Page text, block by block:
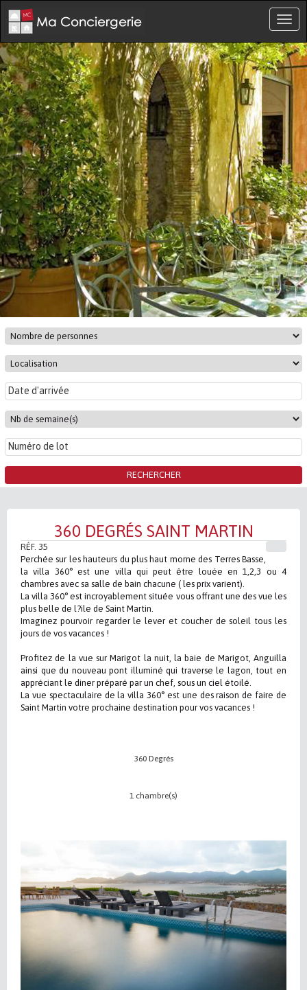
360 DEGRÉS SAINT MARTIN
RÉF. 35
Perchée sur les hauteurs du plus haut morne des Terres Basse,
la villa 360° est une villa qui peut être louée en 1,2,3 ou 4
chambres avec sa salle de bain chacune ( les prix varient).
La villa 360° est incroyablement située vous offrant une des vue les
plus belle de l?ile de Saint Martin.
Imaginez pourvoir regarder le lever et coucher de soleil tous les
jours de vos vacances !
Profitez de la vue sur Marigot la nuit, la baie de Marigot, Anguilla
ainsi que du nouveau pont illuminé qui traverse le lagon, tout en
appréciant le diner préparé par un chef, sous un ciel étoilé.
La vue spectaculaire de la villa 360° est une des raison de faire de
Saint Martin votre prochaine destination pour vos vacances !
360 Degrés
1 chambre(s)